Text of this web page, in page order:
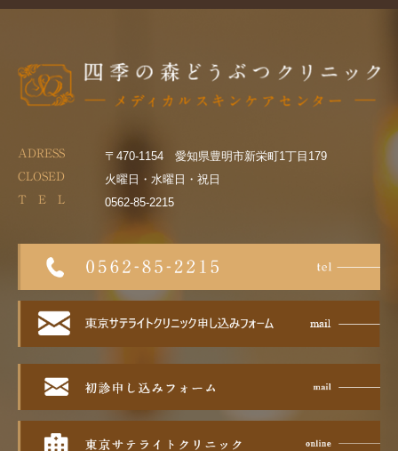
ADRESS 〒470-1154 愛知県豊明市新栄町1丁目179
CLOSED 火曜日・水曜日・祝日
T E L 0562-85-2215